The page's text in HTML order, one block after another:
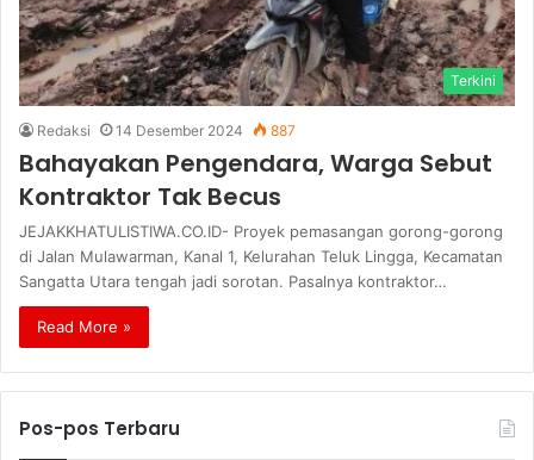
Terkini
Redaksi 14 Desember 2024 887
Bahayakan Pengendara, Warga Sebut
Kontraktor Tak Becus
JEJAKKHATULISTIWA.CO.ID- Proyek pemasangan gorong-gorong
di Jalan Mulawarman, Kanal 1, Kelurahan Teluk Lingga, Kecamatan
Sangatta Utara tengah jadi sorotan. Pasalnya kontraktor…
Read More »
Pos-pos Terbaru